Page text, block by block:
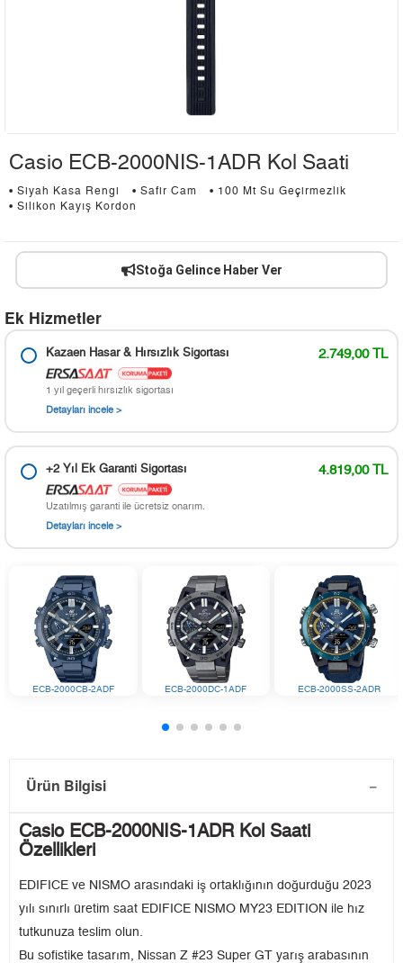
Casio ECB-2000NIS-1ADR Kol Saati
• Siyah Kasa Rengi • Safir Cam
• 100 Mt Su Geçirmezlik
• Silikon Kayış Kordon
Stoğa Gelince Haber Ver
Ek Hizmetler
Kazaen Hasar & Hırsızlık Sigortası 2.749,00 TL
1 yıl geçerli hırsızlık sigortası
Detayları incele >
+2 Yıl Ek Garanti Sigortası 4.819,00 TL
Uzatılmış garanti ile ücretsiz onarım.
Detayları incele >
ECB-2000CB-2ADF ECB-2000DC-1ADF ECB-2000SS-2ADR
Ürün Bilgisi
Casio ECB-2000NIS-1ADR Kol Saati
Özellikleri
EDIFICE ve NISMO arasındaki iş ortaklığının doğurduğu 2023
yılı sınırlı üretim saat EDIFICE NISMO MY23 EDITION ile hız
tutkunuza teslim olun.
Bu sofistike tasarım, Nissan Z #23 Super GT yarış arabasının